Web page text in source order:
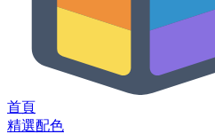
首頁
精選配色